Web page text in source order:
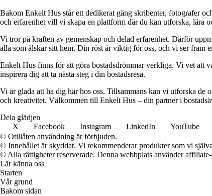
Bakom Enkelt Hus står ett dedikerat gäng skribenter, fotografer
och erfarenhet vill vi skapa en plattform där du kan utforska, lära
Vi tror på kraften av gemenskap och delad erfarenhet. Därför
alla som älskar sitt hem. Din röst är viktig för oss, och vi ser fram
Enkelt Hus finns för att göra bostadsdrömmar verkliga. Vi vet att
inspirera dig att ta nästa steg i din bostadsresa.
Vi är glada att ha dig här hos oss. Tillsammans kan vi utforska
och kreativitet. Välkommen till Enkelt Hus – din partner i
Dela glädjen
X
Facebook Instagram LinkedIn YouTube
© Otillåten användning är förbjuden.
© Innehållet är skyddat. Vi rekommenderar produkter som vi
© Alla rättigheter reserverade. Denna webbplats använder
Lär känna oss
Starten
Vår grund
Bakom sidan